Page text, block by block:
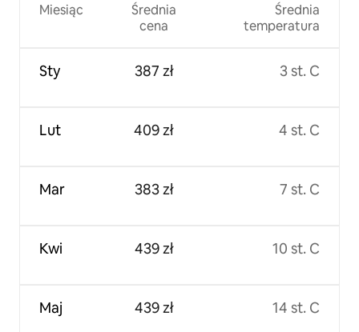
Miesiąc
Sty
Lut
Mar
Kwi
Maj
Średnia
cena
387 zł
409 zł
383 zł
439 zł
439 zł
Średnia
temperatura
3 st. C
4 st. C
7 st. C
10 st. C
14 st. C